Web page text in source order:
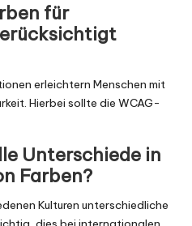
für
erleichtern Menschen mit
Hierbei sollte die WCAG-
Unterschiede in
Farben?
Kulturen unterschiedliche